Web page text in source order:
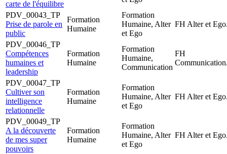
carte de l'équilibre
PDV_00043_TP
Prise de parole en
public
Formation
Humaine
Formation
Humaine, Alter
et Ego
FH Alter et
PDV_00046_TP
Compétences
humaines et
leadership
Formation
Humaine
Formation
Humaine,
Communication
FH
PDV_00047_TP
Cultiver son
intelligence
relationnelle
Formation
Humaine
Formation
Humaine, Alter
et Ego
FH Alter et
PDV_00049_TP
A la découverte
de mes super
pouvoirs
Formation
Humaine
Formation
Humaine, Alter
et Ego
FH Alter et